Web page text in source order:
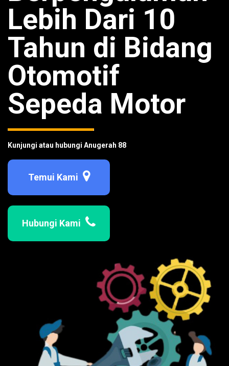
Lebih Dari 10
Tahun di Bidang
Otomotif
Sepeda Motor
Kunjungi atau hubungi Anugerah 88
Temui Kami
Hubungi Kami